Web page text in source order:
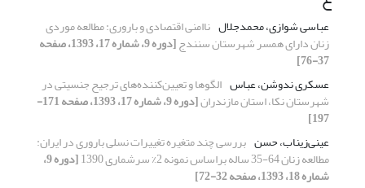
عباسی شوازی، محمدجلال ناامنی اقتصادی و باروری: مطالعه موردی
زنان دارای همسر شهرستان سنندج [دوره 9، شماره 17، 1393، صفحه
37-76]
عسکری ندوشن، عباس الگوها و تعیین‌کننده‌های ترجیح جنسیتی در
شهرستان نکا، استان مازندران [دوره 9، شماره 17، 1393، صفحه 171-
197]
عینی‌زیناب، حسن بررسی چند متغیره تغییرات نسلی باروری در ایران:
مطالعه زنان 64-35 ساله براساس نمونه 2% سرشماری 1390 [دوره 9،
شماره 18، 1393، صفحه 32-72]